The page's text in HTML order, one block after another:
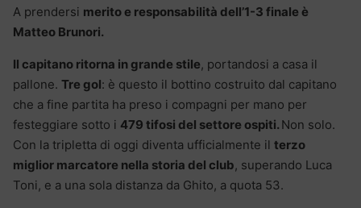
A prendersi merito e responsabilità dell’1-3 finale è
Matteo Brunori.
Il capitano ritorna in grande stile, portandosi a casa il
pallone. Tre gol: è questo il bottino costruito dal capitano
che a fine partita ha preso i compagni per mano per
festeggiare sotto i 479 tifosi del settore ospiti. Non solo.
Con la tripletta di oggi diventa ufficialmente il terzo
miglior marcatore nella storia del club, superando Luca
Toni, e a una sola distanza da Ghito, a quota 53.